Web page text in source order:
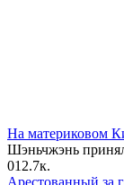
На материковом
Шэньчжэнь
012.7к.
Арестованный за